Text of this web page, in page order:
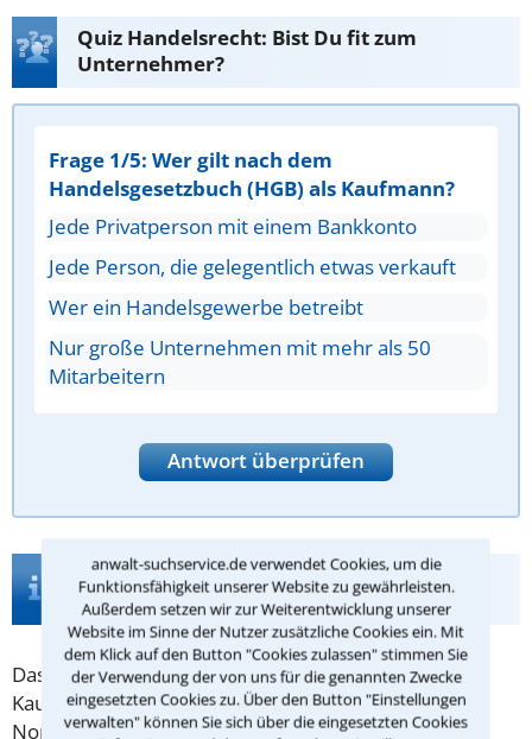
anwalt-suchservice.de verwendet Cookies, um die
Funktionsfähigkeit unserer Website zu gewährleisten.
Außerdem setzen wir zur Weiterentwicklung unserer
Website im Sinne der Nutzer zusätzliche Cookies ein. Mit
dem Klick auf den Button "Cookies zulassen" stimmen Sie
der Verwendung der von uns für die genannten Zwecke
eingesetzten Cookies zu. Über den Button "Einstellungen
verwalten" können Sie sich über die eingesetzten Cookies
Quiz Handelsrecht: Bist Du fit zum
Unternehmer?
Frage 1/5: Wer gilt nach dem
Handelsgesetzbuch (HGB) als Kaufmann?
Jede Privatperson mit einem Bankkonto
Jede Person, die gelegentlich etwas verkauft
Wer ein Handelsgewerbe betreibt
Nur große Unternehmen mit mehr als 50
Mitarbeitern
Antwort überprüfen
Infos zur Suche nach einem Anwalt für
Handelsrecht in Bad Tölz
Das Handelsrechtreicht vom kleinen
Kaufmannsladen bis zu einer großen Reederei in
Norddeutschland. Grundsätzlich gelten viele